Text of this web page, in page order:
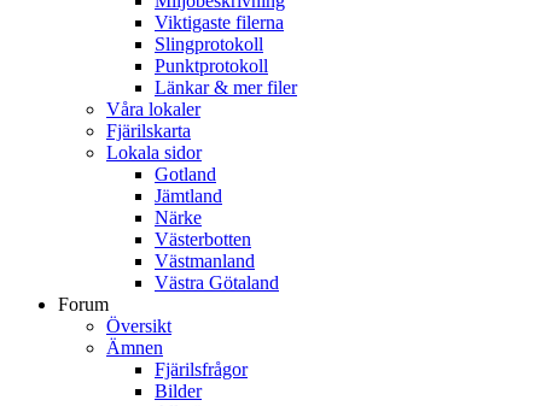
Viktigaste filerna
Slingprotokoll
Punktprotokoll
Länkar & mer filer
Våra lokaler
Fjärilskarta
Lokala sidor
Gotland
Jämtland
Närke
Västerbotten
Västmanland
Västra Götaland
Forum
Översikt
Ämnen
Fjärilsfrågor
Bilder